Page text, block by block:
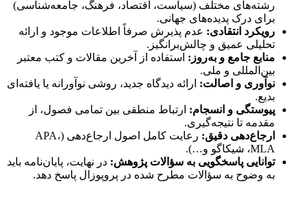
رشته‌های مختلف (سیاست، اقتصاد، فرهنگ، جامعه‌شناسی)
برای درک پدیده‌های جهانی.
رویکرد انتقادی: عدم پذیرش صرفاً اطلاعات موجود و ارائه
تحلیلی عمیق و چالش‌برانگیز.
منابع جامع و به‌روز: استفاده از آخرین مقالات و کتب معتبر
بین‌المللی و ملی.
نوآوری و اصالت: ارائه دیدگاه جدید، روشی نوآورانه یا یافته‌ای
بدیع.
پیوستگی و انسجام: ارتباط منطقی بین تمامی فصول، از
مقدمه تا نتیجه‌گیری.
ارجاع‌دهی دقیق:
رعایت کامل اصول ارجاع‌دهی (APA،
MLA، شیکاگو و…).
توانایی پاسخگویی به سؤالات پژوهش: در نهایت، پایان‌نامه باید
به وضوح به سؤالات مطرح شده در پروپوزال پاسخ دهد.